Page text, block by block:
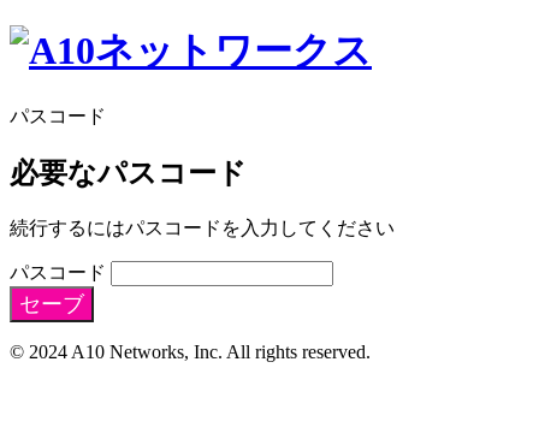
パスコード
必要なパスコード
続行するにはパスコードを入力してください
パスコード
セーブ
© 2024 A10 Networks, Inc. All rights reserved.